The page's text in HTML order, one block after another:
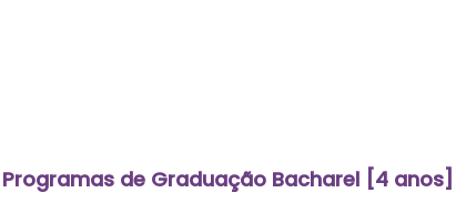
Programas de Graduação Bacharel [4 anos]